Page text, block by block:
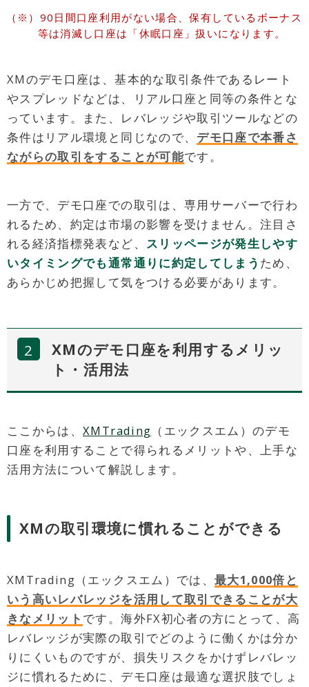
90日間口座利用がない場合、保有しているボーナス
等は消滅し口座は「休眠口座」扱いになります。
XMのデモ口座は、基本的な取引条件であるレート
やスプレッドなどは、リアル口座と同等の条件とな
っています。また、レバレッジや取引ツールなどの
条件はリアル環境と同じなので、 デモ口座で本番さ
ながらの取引をすることが可能です。
一方で、デモ口座での取引は、専用サーバーで行わ
れるため、約定は市場の影響を受けません。注目さ
れる経済指標発表など、 スリッページが発生しやす
いタイミングでも通常通りに約定してしまう ため、
あらかじめ把握して気をつける必要があります。
XMのデモ口座を利用するメリッ
ト・活用法
ここからは、XMTrading （エックスエム）のデモ
口座を利用することで得られるメリットや、上手な
活用方法について解説します。
XMの取引環境に慣れることができる
XMTrading（エックスエム）では、 最大1,000倍と
いう高いレバレッジを活用して取引できることが大
きなメリット です。海外FX初心者の方にとって、高
レバレッジが実際の取引でどのように働くかは分か
りにくいものですが、損失リスクをかけずレバレッ
ジに慣れるために、デモ口座は最適な選択肢でしょ